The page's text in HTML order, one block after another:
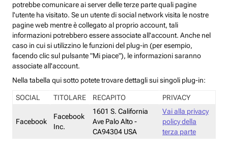
potrebbe comunicare ai server delle terze parte quali pagine
l'utente ha visitato. Se un utente di social network visita le nostre
pagine web mentre è collegato al proprio account, tali
informazioni potrebbero essere associate all'account. Anche nel
caso in cui si utilizzino le funzioni del plug-in (per esempio,
facendo clic sul pulsante "Mi piace"), le informazioni saranno
associate all'account.
Nella tabella qui sotto potete trovare dettagli sui singoli plug-in:
SOCIAL TITOLARE RECAPITO PRIVACY
Facebook
Facebook
Inc.
1601 S. California
Ave Palo Alto -
CA94304 USA
Vai alla privacy
policy della
terza parte